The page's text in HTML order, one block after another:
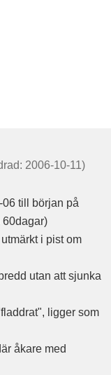
2006-10-11)
till början på
60dagar)
i pist om
utan att sjunka
ligger som
åkare med